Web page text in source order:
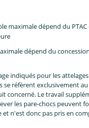
maximale dépend du
dépend du
indiqués pour les
se réfèrent exclusivement
concerné. Le travail
les pare-chocs peuvent
n'est donc pas pris en